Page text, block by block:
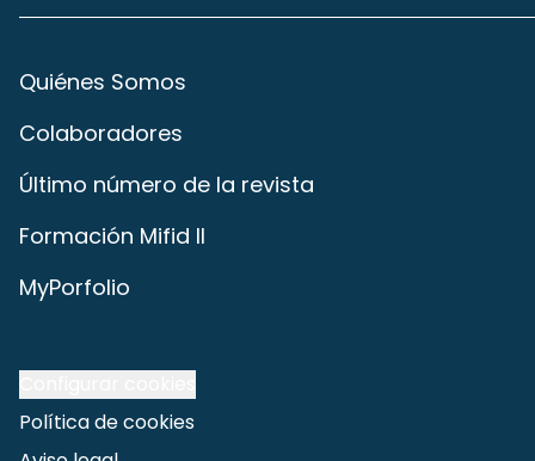
Quiénes Somos
Colaboradores
Último número de la revista
Formación Mifid II
MyPorfolio
Política de cookies